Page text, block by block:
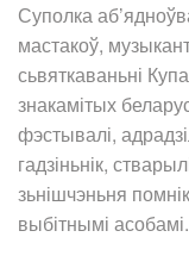
Суполка
мастакоў,
сьвяткаваньні
знакамітых
фэстывалі,
гадзіньнік,
зьнішчэньня
выбітнымі асобамі.